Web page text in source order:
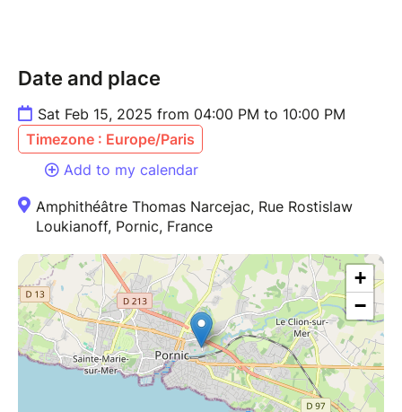
Date and place
Sat Feb 15, 2025 from 04:00 PM to 10:00 PM
Timezone : Europe/Paris
Add to my calendar
Amphithéâtre Thomas Narcejac, Rue Rostislaw
Loukianoff, Pornic, France
+
−